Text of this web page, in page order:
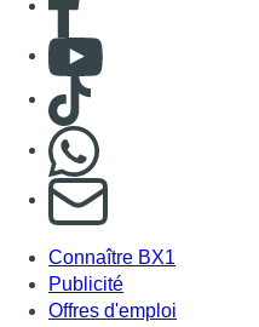
Contact
Mentions légales
Politique de cookies (UE)
Gérer les cookies